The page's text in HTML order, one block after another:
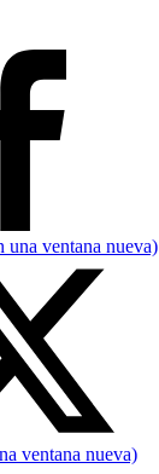
una ventana nueva)
ventana nueva)